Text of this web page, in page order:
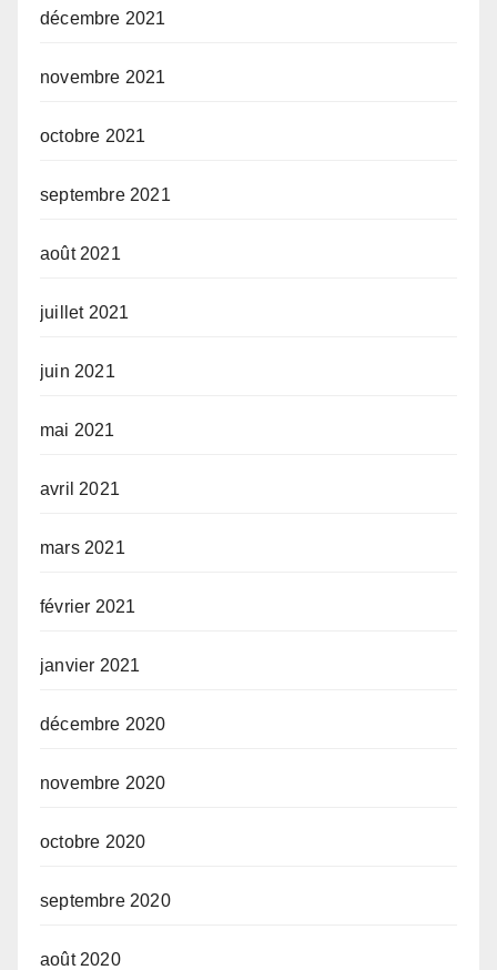
décembre 2021
novembre 2021
octobre 2021
septembre 2021
août 2021
juillet 2021
juin 2021
mai 2021
avril 2021
mars 2021
février 2021
janvier 2021
décembre 2020
novembre 2020
octobre 2020
septembre 2020
août 2020